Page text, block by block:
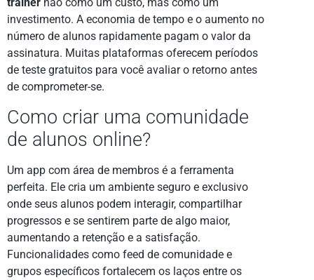
trainer não como um custo, mas como um
investimento. A economia de tempo e o aumento no
número de alunos rapidamente pagam o valor da
assinatura. Muitas plataformas oferecem períodos
de teste gratuitos para você avaliar o retorno antes
de comprometer-se.
Como criar uma comunidade
de alunos online?
Um app com área de membros é a ferramenta
perfeita. Ele cria um ambiente seguro e exclusivo
onde seus alunos podem interagir, compartilhar
progressos e se sentirem parte de algo maior,
aumentando a retenção e a satisfação.
Funcionalidades como feed de comunidade e
grupos específicos fortalecem os laços entre os